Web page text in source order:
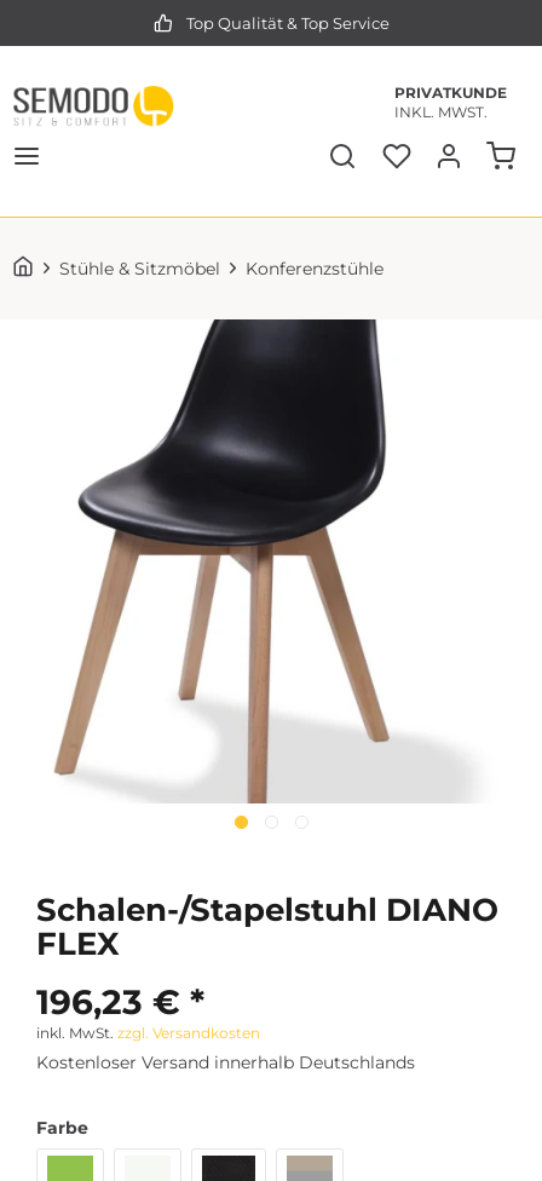
Top Qualität & Top Service
PRIVATKUNDE
INKL. MWST.
Stühle & Sitzmöbel Konferenzstühle
Schalen-/Stapelstuhl DIANO
FLEX
196,23 € *
inkl. MwSt. zzgl. Versandkosten
Kostenloser Versand innerhalb Deutschlands
Farbe